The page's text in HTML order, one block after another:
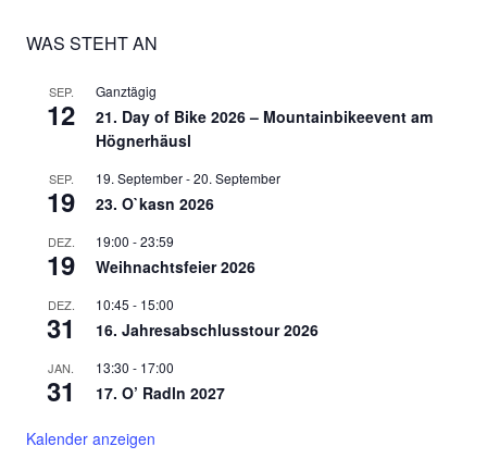
WAS STEHT AN
SEP.
12
Ganztägig
21. Day of Bike 2026 – Mountainbikeevent am
Högnerhäusl
SEP.
19
19. September-20. September
23. O`kasn 2026
DEZ.
19
19:00 -23:59
Weihnachtsfeier 2026
DEZ.
31
10:45 - 15:00
16. Jahresabschlusstour 2026
JAN.
31
13:30 - 17:00
17. O’ Radln 2027
Kalender anzeigen